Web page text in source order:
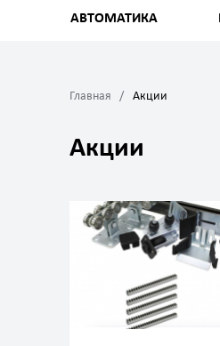
АВТОМАТИКА
Главная Акции
Акции